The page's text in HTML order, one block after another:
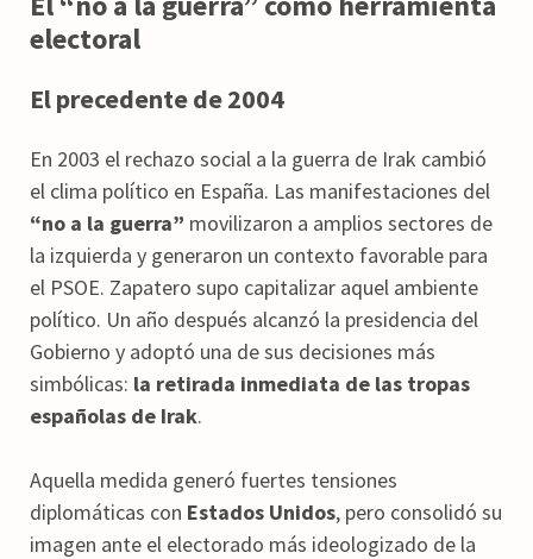
electoral
El precedente de 2004
En 2003 el rechazo social a la guerra de Irak cambió
el clima político en España. Las manifestaciones del
“no a la guerra” movilizaron a amplios sectores de
la izquierda y generaron un contexto favorable para
el PSOE. Zapatero supo capitalizar aquel ambiente
político. Un año después alcanzó la presidencia del
Gobierno y adoptó una de sus decisiones más
simbólicas: la retirada inmediata de las tropas
españolas de Irak.
Aquella medida generó fuertes tensiones
diplomáticas con Estados Unidos, pero consolidó su
imagen ante el electorado más ideologizado de la